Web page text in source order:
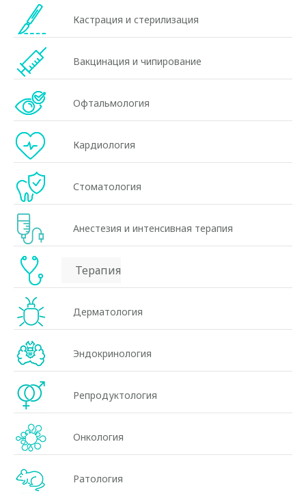
Кастрация и стерилизация
Вакцинация и чипирование
Офтальмология
Кардиология
Стоматология
Анестезия и интенсивная терапия
Терапия
Дерматология
Эндокринология
Репродуктология
Онкология
Ратология